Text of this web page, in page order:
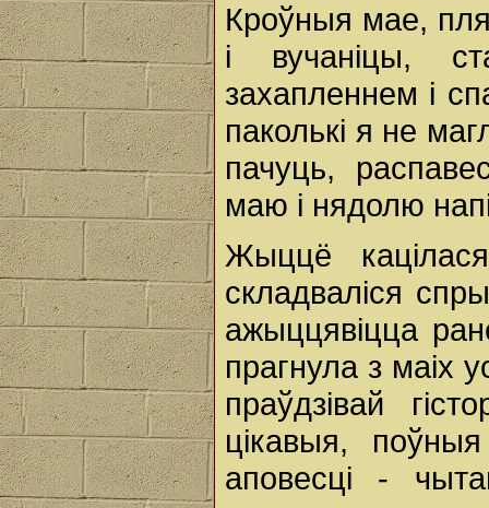
Кроўныя мае,
і вучаніцы,
захапленнем і
паколькі я не
пачуць,
маю і нядолю
Жыццё
складваліся
ажыццявіцца
прагнула з маіх
праўдзівай
цікавыя,
аповесці -